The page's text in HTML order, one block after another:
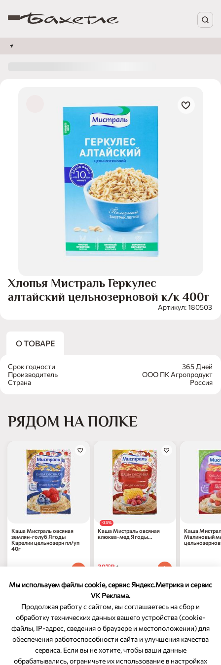
Мы используем файлы cookie, сервис Яндекс.Метрика и сервис
VK Реклама.
Продолжая работу с сайтом, вы соглашаетесь на сбор и
обработку технических данных вашего устройства (cookie-
файлы, IP-адрес, сведения о браузере и местоположении) для
обеспечения работоспособности сайта и улучшения качества
сервиса. Если вы не хотите, чтобы ваши данные
обрабатывались, ограничьте их использование в настройках
Хлопья Мистраль Геркулес
алтайский цельнозерновой к/к 400г
Артикул: 180503
О ТОВАРЕ
Срок годности
365 Дней
Производитель
ООО ПК Агропродукт
Страна
Россия
РЯДОМ НА ПОЛКЕ
Каша Мистраль овсяная
землян-голуб Ягоды
Карелии цельнозерн пл/уп
40г
-33%
Каша Мистраль овсяная
клюква-мед Ягоды
3990₽ 1 шт
Каша
Малиновый
ОБРАТНАЯ СВЯЗЬ
8-800-350-46-10